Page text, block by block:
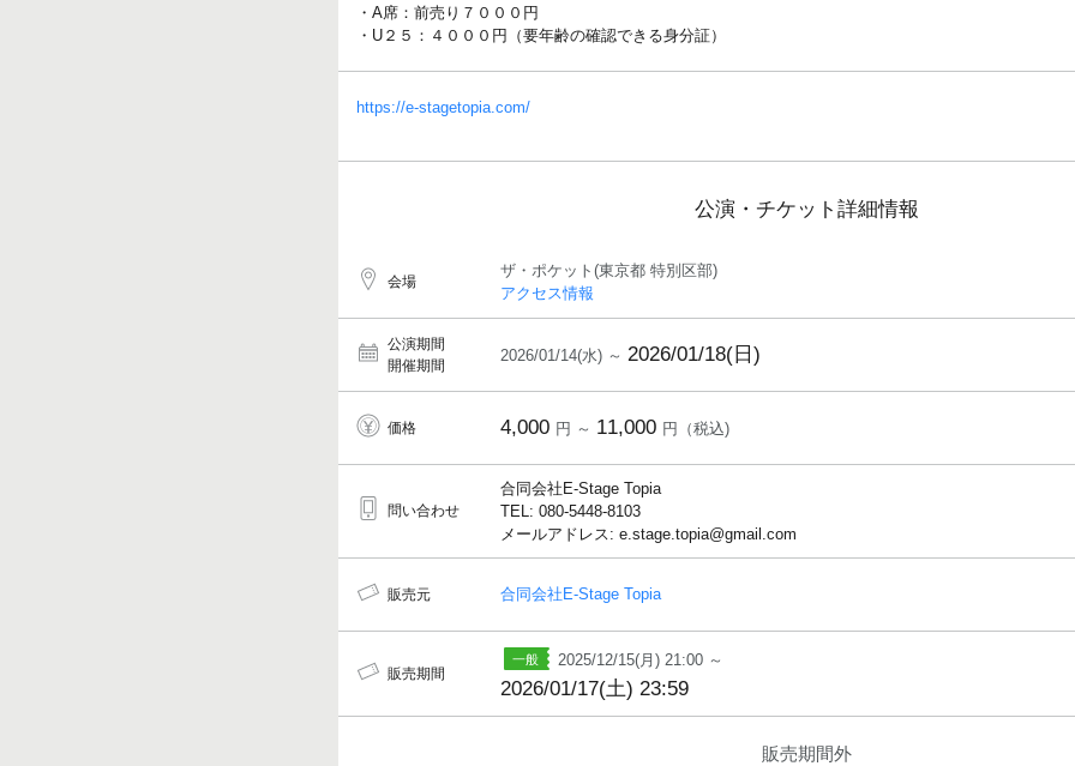
・A席：前売り７０００円
・U２５：４０００円（要年齢の確認できる身分証）
https://e-stagetopia.com/
公演・チケット詳細情報
会場
ザ・ポケット(東京都 特別区部)
アクセス情報
公演期間
開催期間
2026/01/14(水) ～ 2026/01/18(日)
価格 4,000 円 ～ 11,000 円（税込)
問い合わせ
合同会社E-Stage Topia
TEL: 080-5448-8103
メールアドレス: e.stage.topia@gmail.com
販売元 合同会社E-Stage Topia
販売期間
2025/12/15(月) 21:00 ～
2026/01/17(土) 23:59
販売期間外